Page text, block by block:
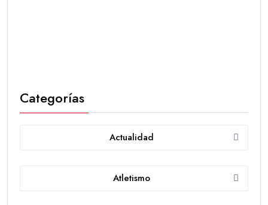
Categorías
Actualidad
Atletismo